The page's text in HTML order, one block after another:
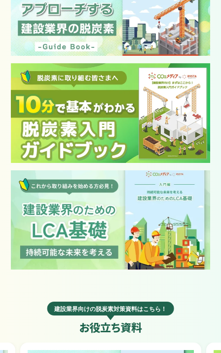
建設業界向けの脱炭素対策資料はこちら！
お役立ち資料